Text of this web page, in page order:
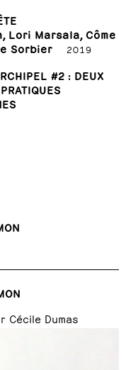
Lori Marsala, Côme
Sorbier
2019
#2 : DEUX
Cécile Dumas